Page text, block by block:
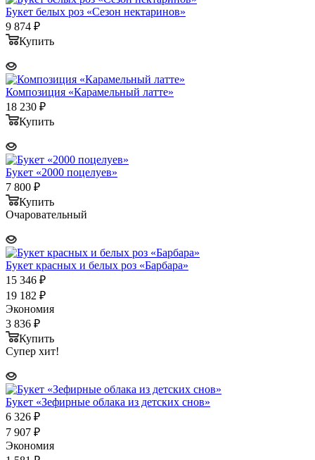
Букет белых роз «Сезон нектаринов»
9 874 ₽
Купить
Композиция «Карамельный латте»
18 230 ₽
Купить
Букет «2000 поцелуев»
7 800 ₽
Купить
Очаровательный
Букет красных и белых роз «Барбара»
15 346 ₽
19 182 ₽
Экономия
3 836 ₽
Купить
Супер хит!
Букет «Зефирные облака из детских снов»
6 326 ₽
7 907 ₽
Экономия